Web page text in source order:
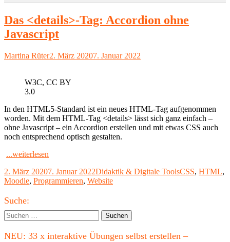
Das <details>-Tag: Accordion ohne
Javascript
Autor
Martina RüterVeröffentlicht
2. März 20207. Januar 2022
W3C, CC BY
3.0
In den HTML5-Standard ist ein neues HTML-Tag aufgenommen
worden. Mit dem HTML-Tag <details> lässt sich ganz einfach –
ohne Javascript – ein Accordion erstellen und mit etwas CSS auch
noch entsprechend optisch gestalten.
...weiterlesen
Tag:
Accordion
Veröffentlicht
am
2. März 20207. Januar 2022Kategorien
Didaktik & Digitale ToolsSchlagwörter
CSS, HTML,
Moodle, Programmieren, Website
Haupt-
Seitenleiste
Suche:
Suchen
nach:
NEU: 33 x interaktive Übungen selbst erstellen –